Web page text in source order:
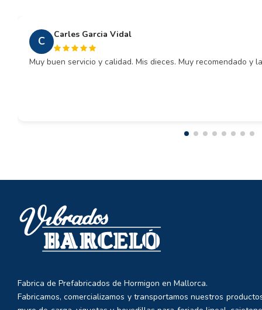
C Carles Garcia Vidal
Muy buen servicio y calidad. Mis dieces. Muy recomendado y
Fabrica de Prefabricados de Hormigon en Mallorca.
Fabricamos, comercializamos y transportamos nuestros